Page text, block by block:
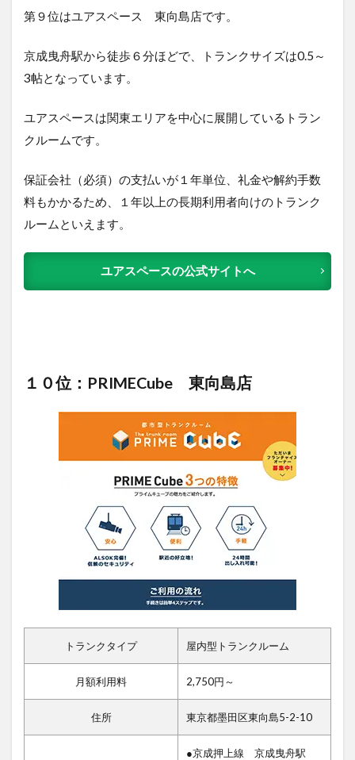
第９位はユアスペース 東向島店です。
京成曳舟駅から徒歩６分ほどで、トランクサイズは0.5～
3帖となっています。
ユアスペースは関東エリアを中心に展開しているトラン
クルームです。
保証会社（必須）の支払いが１年単位、礼金や解約手数
料もかかるため、１年以上の長期利用者向けのトランク
ルームといえます。
ユアスペースの公式サイトへ
１０位：PRIMECube 東向島店
トランクタイプ 屋内型トランクルーム
月額利用料 2,750円～
住所 東京都墨田区東向島5-2-10
●京成押上線 京成曳舟駅